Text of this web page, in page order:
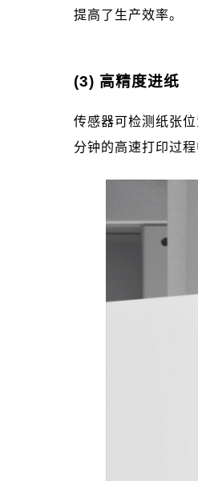
提高了生产效率。
(3) 高精度进纸
传感器可检测纸张位
分钟的高速打印过程